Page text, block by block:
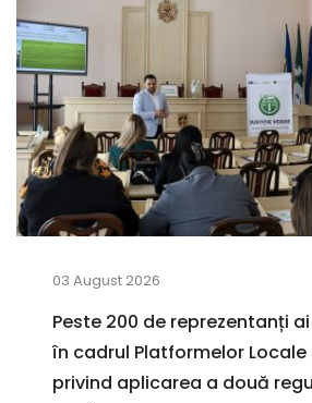
03 August 2026
Peste 200 de reprezentanți ai
în cadrul Platformelor Locale
privind aplicarea a două